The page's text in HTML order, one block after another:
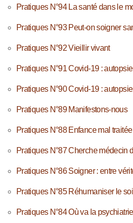
Pratiques N°94 La santé dans le
Pratiques N°93 Peut-on soigner
Pratiques N°92 Vieillir vivant
Pratiques N°91 Covid-19 :
Pratiques N°90 Covid-19 :
Pratiques N°89 Manifestons-nous
Pratiques N°88 Enfance mal
Pratiques N°87 Cherche médecin
Pratiques N°86 Soigner : entre
Pratiques N°85 Réhumaniser le
Pratiques N°84 Où va la